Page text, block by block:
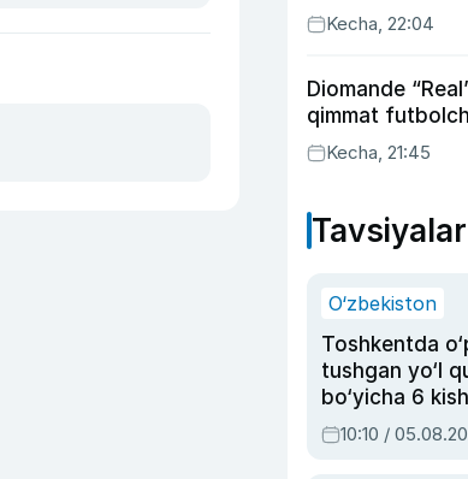
Kecha, 22:04
Diomande
qimmat
Kecha, 21:45
Tavsiyalar
O‘zbekiston
Toshkentda
tushgan yo‘l
bo‘yicha 6
hukmi o‘qildi
10:10 /